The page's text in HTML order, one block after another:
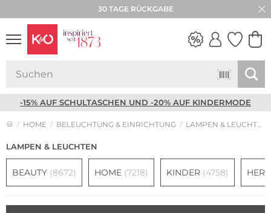
30 TAGE RÜCKGABE
-15% AUF SCHULTASCHEN UND -20% AUF KINDERMODE
HOME BELEUCHTUNG & EINRICHTUNG LAMPEN & LEUCHTEN
LAMPEN & LEUCHTEN
BEAUTY (8672) HOME (7218) KINDER (4758)